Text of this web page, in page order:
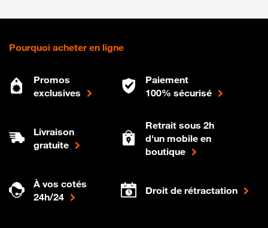
Pourquoi acheter en ligne
Promos
exclusives
Paiement
100% sécurisé
Livraison
gratuite
Retrait sous 2h
d'un mobile en
boutique
À vos cotés
24h/24
Droit de rétractation